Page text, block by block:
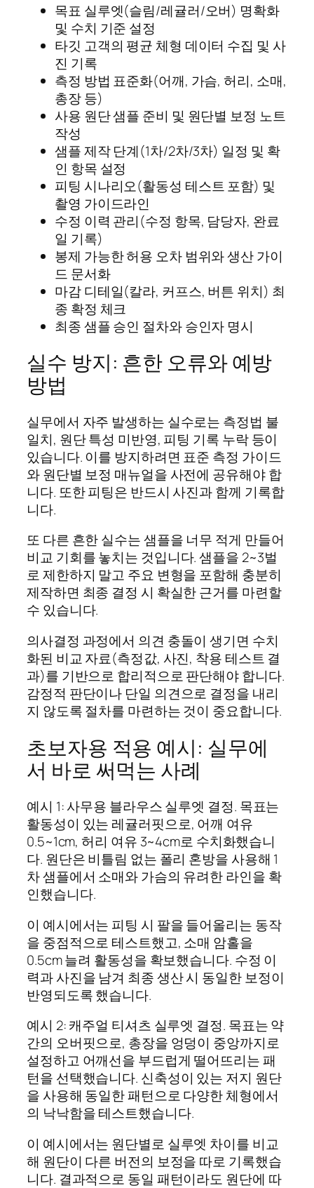
목표 실루엣(슬림/레귤러/오버) 명확화
및 수치 기준 설정
타깃 고객의 평균 체형 데이터 수집 및 사
진 기록
측정 방법 표준화(어깨, 가슴, 허리, 소매,
총장 등)
사용 원단 샘플 준비 및 원단별 보정 노트
작성
샘플 제작 단계(1차/2차/3차) 일정 및 확
인 항목 설정
피팅 시나리오(활동성 테스트 포함) 및
촬영 가이드라인
수정 이력 관리(수정 항목, 담당자, 완료
일 기록)
봉제 가능한 허용 오차 범위와 생산 가이
드 문서화
마감 디테일(칼라, 커프스, 버튼 위치) 최
종 확정 체크
최종 샘플 승인 절차와 승인자 명시
실수 방지: 흔한 오류와 예방
방법
실무에서 자주 발생하는 실수로는 측정법 불
일치, 원단 특성 미반영, 피팅 기록 누락 등이
있습니다. 이를 방지하려면 표준 측정 가이드
와 원단별 보정 매뉴얼을 사전에 공유해야 합
니다. 또한 피팅은 반드시 사진과 함께 기록합
니다.
또 다른 흔한 실수는 샘플을 너무 적게 만들어
비교 기회를 놓치는 것입니다. 샘플을 2~3벌
로 제한하지 말고 주요 변형을 포함해 충분히
제작하면 최종 결정 시 확실한 근거를 마련할
수 있습니다.
의사결정 과정에서 의견 충돌이 생기면 수치
화된 비교 자료(측정값, 사진, 착용 테스트 결
과)를 기반으로 합리적으로 판단해야 합니다.
감정적 판단이나 단일 의견으로 결정을 내리
지 않도록 절차를 마련하는 것이 중요합니다.
초보자용 적용 예시: 실무에
서 바로 써먹는 사례
예시 1: 사무용 블라우스 실루엣 결정. 목표는
활동성이 있는 레귤러핏으로, 어깨 여유
0.5~1cm, 허리 여유 3~4cm로 수치화했습니
다. 원단은 비틀림 없는 폴리 혼방을 사용해 1
차 샘플에서 소매와 가슴의 유려한 라인을 확
인했습니다.
이 예시에서는 피팅 시 팔을 들어올리는 동작
을 중점적으로 테스트했고, 소매 암홀을
0.5cm 늘려 활동성을 확보했습니다. 수정 이
력과 사진을 남겨 최종 생산 시 동일한 보정이
반영되도록 했습니다.
예시 2: 캐주얼 티셔츠 실루엣 결정. 목표는 약
간의 오버핏으로, 총장을 엉덩이 중앙까지로
설정하고 어깨선을 부드럽게 떨어뜨리는 패
턴을 선택했습니다. 신축성이 있는 저지 원단
을 사용해 동일한 패턴으로 다양한 체형에서
의 낙낙함을 테스트했습니다.
이 예시에서는 원단별로 실루엣 차이를 비교
해 원단이 다른 버전의 보정을 따로 기록했습
니다. 결과적으로 동일 패턴이라도 원단에 따